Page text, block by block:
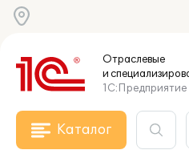
Отраслевые
и
1С:Предприятие
Каталог